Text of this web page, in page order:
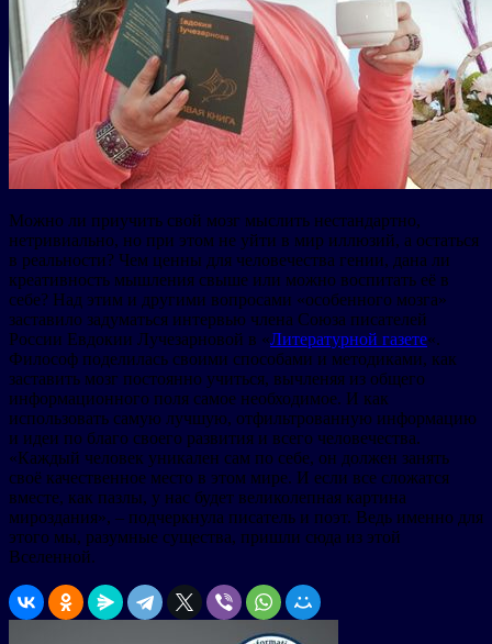
Можно ли приучить свой мозг мыслить нестандартно,
нетривиально, но при этом не уйти в мир иллюзий, а остаться
в реальности? Чем ценны для человечества гении, дана ли
креативность мышления свыше или можно воспитать её в
себе? Над этим и другими вопросами «особенного мозга»
заставило задуматься интервью члена Союза писателей
России Евдокии Лучезарновой в «Литературной газете«.
Философ поделилась своими способами и методиками, как
заставить мозг постоянно учиться, вычленяя из общего
информационного поля самое необходимое. И как
использовать самую лучшую, отфильтрованную информацию
и идеи по благо своего развития и всего человечества.
«Каждый человек уникален сам по себе, он должен занять
своё качественное место в этом мире. И если все сложатся
вместе, как пазлы, у нас будет великолепная картина
мироздания», – подчеркнула писатель и поэт. Ведь именно для
этого мы, разумные существа, пришли сюда из этой
Вселенной.